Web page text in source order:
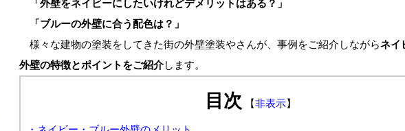
「外壁をネイビーにしたいけれどデメリットはある？」
「ブルーの外壁に合う配色は？」
様々な建物の塗装をしてきた街の外壁塗装やさんが、事例をご紹介しながらネイ
外壁の特徴とポイントをご紹介します。
目次 【非表示】